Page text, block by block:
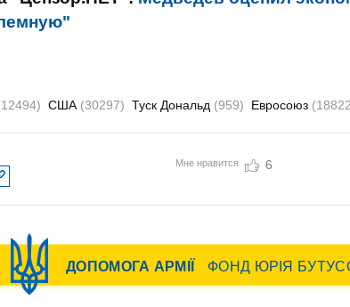
США (30297) Туск Дональд (959) Евросоюз
Мне нравится 6